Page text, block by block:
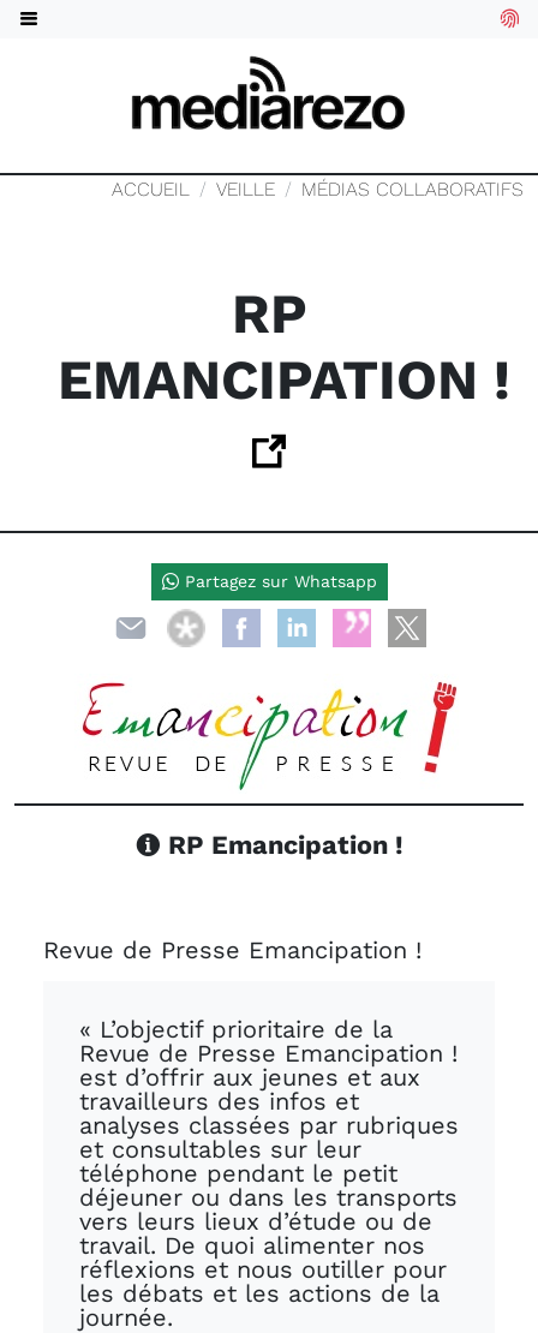
ACCUEIL VEILLE MÉDIAS COLLABORATIFS
RP
EMANCIPATION !
RP Emancipation !
Revue de Presse Emancipation !
« L’objectif prioritaire de la
Revue de Presse Emancipation !
est d’offrir aux jeunes et aux
travailleurs des infos et
analyses classées par rubriques
et consultables sur leur
téléphone pendant le petit
déjeuner ou dans les transports
vers leurs lieux d’étude ou de
travail. De quoi alimenter nos
réflexions et nous outiller pour
les débats et les actions de la
journée.
Partagez sur Whatsapp